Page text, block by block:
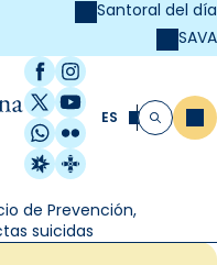
Santoral del día
SAVA
Facebook
Instagram
X / Twitter
YouTube
WhatsApp
Flickr
Radio Estel
Catalunya
ES Buscar
de Prevención,
suicidas